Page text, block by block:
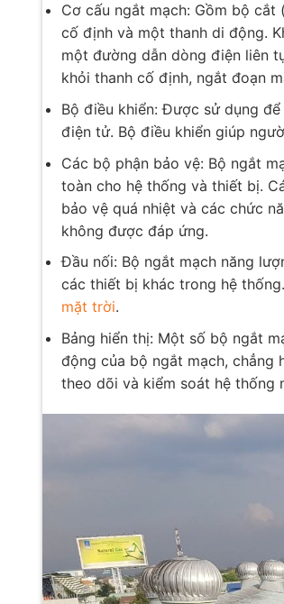
Cơ cấu ngắt mạch: Gồm bộ
cố định và một thanh di động.
một đường dẫn dòng điện liên
khỏi thanh cố định, ngắt đoạn
Bộ điều khiển: Được sử dụng
điện tử. Bộ điều khiển giúp
Các bộ phận bảo vệ: Bộ ngắt
toàn cho hệ thống và thiết bị.
bảo vệ quá nhiệt và các chức
không được đáp ứng.
Đầu nối: Bộ ngắt mạch năng
các thiết bị khác trong hệ
mặt trời.
Bảng hiển thị: Một số bộ ngắt
động của bộ ngắt mạch, chẳng
theo dõi và kiểm soát hệ thống